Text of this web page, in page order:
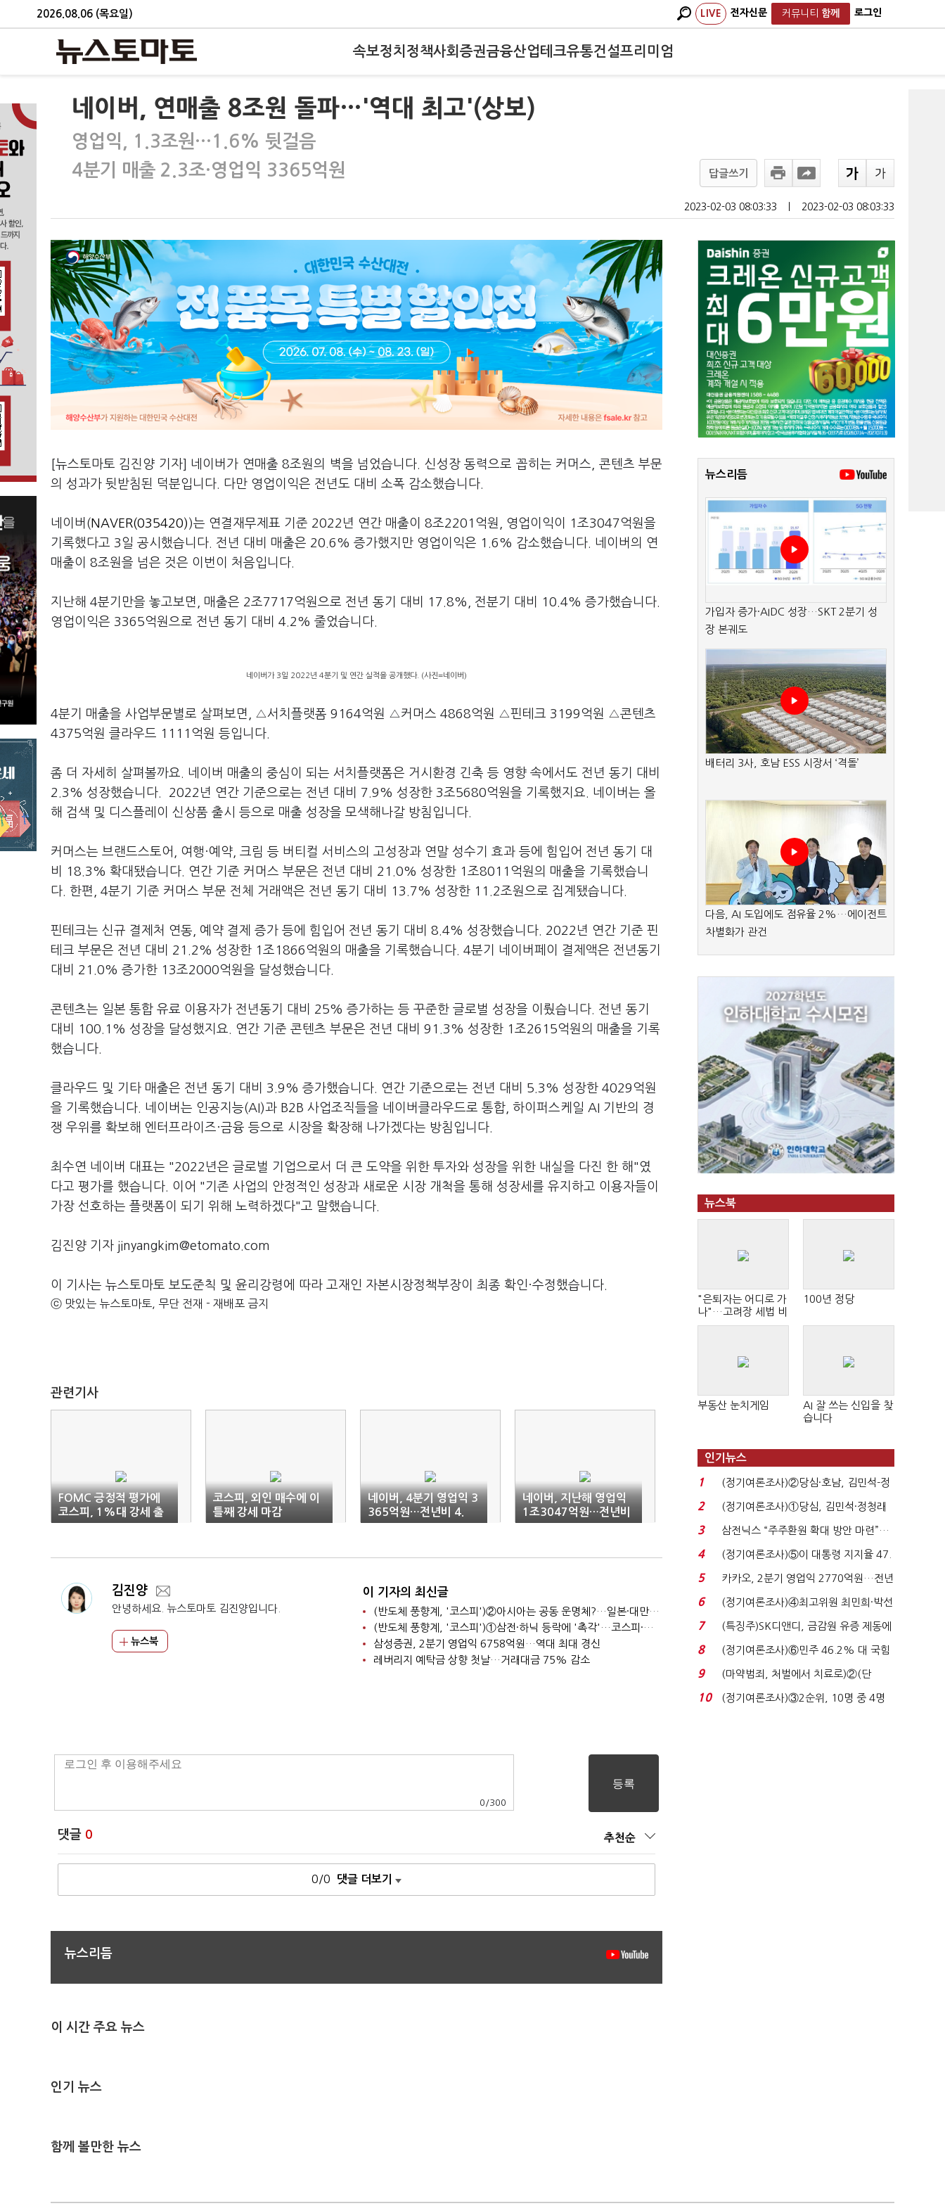
2026.08.06 (목요일) LIVE 전자신문 커뮤니티 함께 로그인
속보정치 정책사회 증권금융산업테크유통건설프리미엄
네이버, 연매출 8조원 돌파…'역대 최고'(상보)
영업익, 1.3조원…1.6% 뒷걸음
4분기 매출 2.3조·영업익 3365억원
답글쓰기
2023-02-03 08:03:33 2023-02-03 08:03:33
[뉴스토마토 김진양 기자] 네이버가 연매출 8조원의 벽을 넘었습니다. 신성장 동력으로 꼽히는 커머스, 콘텐츠 부문
의 성과가 뒷받침된 덕분입니다. 다만 영업이익은 전년도 대비 소폭 감소했습니다.
네이버( NAVER(035420) )는 연결재무제표 기준 2022년 연간 매출이 8조2201억원, 영업이익이 1조3047억원을
기록했다고 3일 공시했습니다. 전년 대비 매출은 20.6% 증가했지만 영업이익은 1.6% 감소했습니다. 네이버의 연
매출이 8조원을 넘은 것은 이번이 처음입니다.
지난해 4분기만을 놓고보면, 매출은 2조7717억원으로 전년 동기 대비 17.8%, 전분기 대비 10.4% 증가했습니다.
영업이익은 3365억원으로 전년 동기 대비 4.2% 줄었습니다.
네이버가 3일 2022년 4분기 및 연간 실적을 공개했다. (사진=네이버)
4분기 매출을 사업부문별로 살펴보면, △서치플랫폼 9164억원 △커머스 4868억원 △핀테크 3199억원 △콘텐츠
4375억원 클라우드 1111억원 등입니다.
좀 더 자세히 살펴볼까요. 네이버 매출의 중심이 되는 서치플랫폼은 거시환경 긴축 등 영향 속에서도 전년 동기 대비
2.3% 성장했습니다. 2022년 연간 기준으로는 전년 대비 7.9% 성장한 3조5680억원을 기록했지요. 네이버는 올
해 검색 및 디스플레이 신상품 출시 등으로 매출 성장을 모색해나갈 방침입니다.
커머스는 브랜드스토어, 여행·예약, 크림 등 버티컬 서비스의 고성장과 연말 성수기 효과 등에 힘입어 전년 동기 대
비 18.3% 확대됐습니다. 연간 기준 커머스 부문은 전년 대비 21.0% 성장한 1조8011억원의 매출을 기록했습니
다. 한편, 4분기 기준 커머스 부문 전체 거래액은 전년 동기 대비 13.7% 성장한 11.2조원으로 집계됐습니다.
핀테크는 신규 결제처 연동, 예약 결제 증가 등에 힘입어 전년 동기 대비 8.4% 성장했습니다. 2022년 연간 기준 핀
테크 부문은 전년 대비 21.2% 성장한 1조1866억원의 매출을 기록했습니다. 4분기 네이버페이 결제액은 전년동기
대비 21.0% 증가한 13조2000억원을 달성했습니다.
콘텐츠는 일본 통합 유료 이용자가 전년동기 대비 25% 증가하는 등 꾸준한 글로벌 성장을 이뤘습니다. 전년 동기
대비 100.1% 성장을 달성했지요. 연간 기준 콘텐츠 부문은 전년 대비 91.3% 성장한 1조2615억원의 매출을 기록
했습니다.
클라우드 및 기타 매출은 전년 동기 대비 3.9% 증가했습니다. 연간 기준으로는 전년 대비 5.3% 성장한 4029억원
을 기록했습니다. 네이버는 인공지능(AI)과 B2B 사업조직들을 네이버클라우드로 통합, 하이퍼스케일 AI 기반의 경
쟁 우위를 확보해 엔터프라이즈·금융 등으로 시장을 확장해 나가겠다는 방침입니다.
최수연 네이버 대표는 "2022년은 글로벌 기업으로서 더 큰 도약을 위한 투자와 성장을 위한 내실을 다진 한 해"였
다고 평가를 했습니다. 이어 "기존 사업의 안정적인 성장과 새로운 시장 개척을 통해 성장세를 유지하고 이용자들이
가장 선호하는 플랫폼이 되기 위해 노력하겠다"고 말했습니다.
김진양 기자 jinyangkim@etomato.com
이 기사는 뉴스토마토 보도준칙 및 윤리강령에 따라 고재인 자본시장정책부장이 최종 확인·수정했습니다.
ⓒ 맛있는 뉴스토마토, 무단 전재 - 재배포 금지
관련기사
FOMC 긍정적 평가에
코스피, 1%대 강세 출
발
코스피, 외인 매수에 이
틀째 강세 마감
네이버, 4분기 영업익 3
365억원…전년비 4.
2% 감소(1보)
네이버, 지난해 영업익
1조3047억원…전년비
1.6% 감소(2보)
김진양
안녕하세요. 뉴스토마토 김진양입니다.
뉴스북
이 기자의 최신글
(반도체 풍향계, '코스피')②아시아는 공동 운명체?…일본·대만도 '동반 출렁'
(반도체 풍향계, '코스피')①삼전·하닉 등락에 '촉각'…코스피·나스닥 '한 몸'
삼성증권, 2분기 영업익 6758억원…역대 최대 경신
레버리지 예탁금 상향 첫날…거래대금 75% 감소
0 /300
댓글 0 추천순
0/0 댓글 더보기
뉴스리듬
이 시간 주요 뉴스
인기 뉴스
함께 볼만한 뉴스
뉴스리듬
가입자 증가·AIDC 성장…SKT 2분기 성
장 본궤도
배터리 3사, 호남 ESS 시장서 ‘격돌’
다음, AI 도입에도 점유율 2%…에이전트
차별화가 관건
뉴스북
"은퇴자는 어디로 가
나"…고려장 세법 비
판 확산
100년 정당
부동산 눈치게임
AI 잘 쓰는 신입을 찾
습니다
인기뉴스
1
(정기여론조사)②당심·호남, 김민석-정
청래 '초접전'...
2
(정기여론조사)①당심, 김민석·정청래
'초접전'…대통령 ...
3
삼전닉스 “주주환원 확대 방안 마련”…
로이터에 성명...
4
(정기여론조사)⑤이 대통령 지지율 47.
7%…일주일 만에 ...
5
카카오, 2분기 영업익 2770억원…전년
비 36% 증가...
6
(정기여론조사)④최고위원 최민희·박선
원 '양강'…서미...
7
(특징주)SK디앤디, 금감원 유증 제동에
장 초반 상한가...
8
(정기여론조사)⑥민주 46.2% 대 국힘
31.0%…오차범위 밖 ...
9
(마약범죄, 처벌에서 치료로)②(단
독)"마약은 전염병…여성...
10
(정기여론조사)③2순위, 10명 중 4명